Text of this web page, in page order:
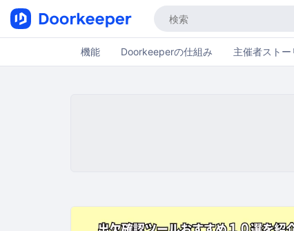
機能 Doorkeeperの仕組み 主催者ストー